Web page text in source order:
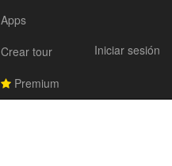
Apps
Crear tour
Premium
Iniciar sesión